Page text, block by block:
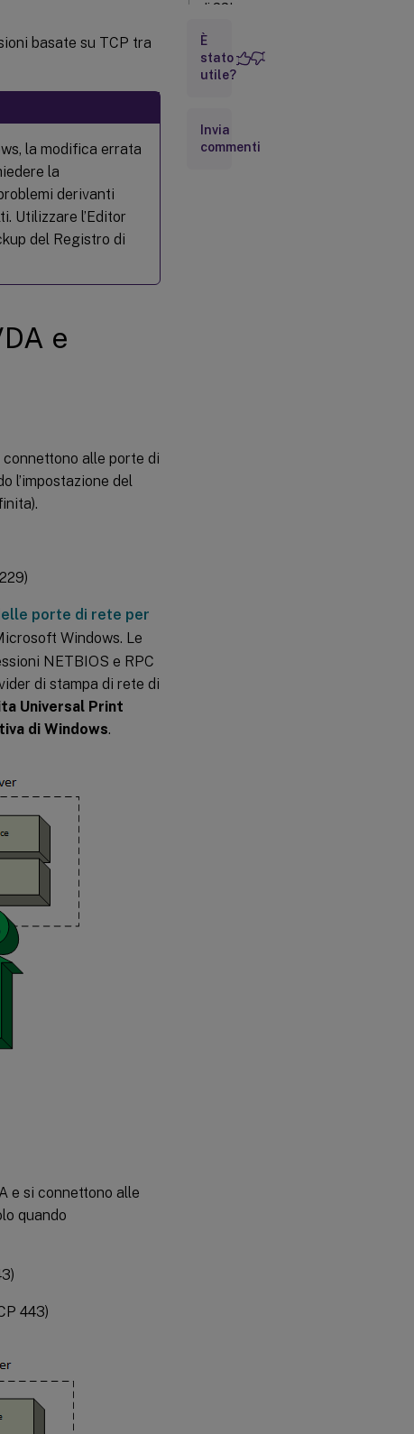
basate su TCP tra
la modifica errata
la
derivanti
Utilizzare l’Editor
del Registro di
e
alle porte di
l’impostazione del
porte di rete per
Windows. Le
NETBIOS e RPC
di stampa di rete di
Universal Print
di Windows.
e si connettono alle
quando
443)
di SSL su
Server
Configurazione
Print Server
È
stato
utile?
Invia
commenti